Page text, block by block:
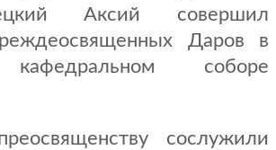
Аксий совершил
Даров в
соборе
сослужили